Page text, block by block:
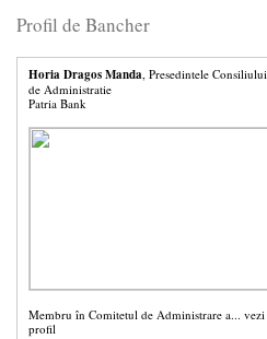
Profil de Bancher
Horia Dragos Manda , Presedintele Consiliului
de Administratie
Patria Bank
Membru în Comitetul de Administrare a... vezi
profil